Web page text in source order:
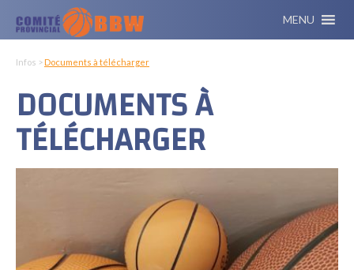
MENU
Infos >Documents à télécharger
DOCUMENTS À
TÉLÉCHARGER